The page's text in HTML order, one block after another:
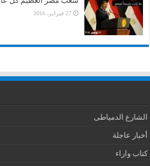
27 فبراير، 2016
الشارع الدمياطى
أخبار عاجلة
كتاب واراء